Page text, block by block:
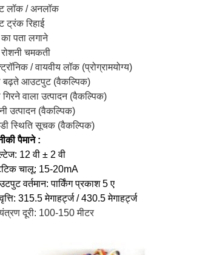
लॉक / अनलॉक
ट्रंक रिहाई
पता लगाने
चमकती
/ वायवीय लॉक (प्रोग्रामयोग्य)
बढ़ते आउटपुट (वैकल्पिक)
गिरने वाला उत्पादन (वैकल्पिक)
उत्पादन (वैकल्पिक)
स्थिति सूचक (वैकल्पिक)
पैमाने :
12 वी ± 2 वी
चालू: 15-20mA
वर्तमान: पार्किंग प्रकाश 5 ए
315.5 मेगाहर्ट्ज / 430.5 मेगाहर्ट्ज
दूरी: 100-150 मीटर